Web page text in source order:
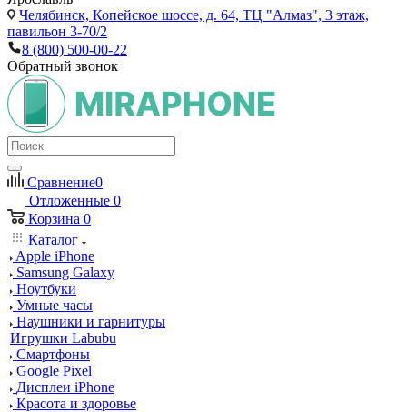
Челябинск, Копейское шоссе, д. 64, ТЦ "Алмаз", 3 этаж,
павильон 3-70/2
8 (800) 500-00-22
Обратный звонок
Сравнение0
Отложенные 0
Корзина 0
Каталог
Apple iPhone
Samsung Galaxy
Ноутбуки
Умные часы
Наушники и гарнитуры
Игрушки Labubu
Смартфоны
Google Pixel
Дисплеи iPhone
Красота и здоровье